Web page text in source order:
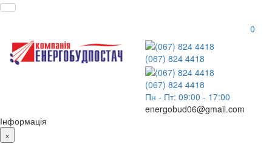
0
(067) 824 4418
(067) 824 4418
Пн - Пт: 09:00 - 17:00
energobud06@gmail.com
Інформація
×